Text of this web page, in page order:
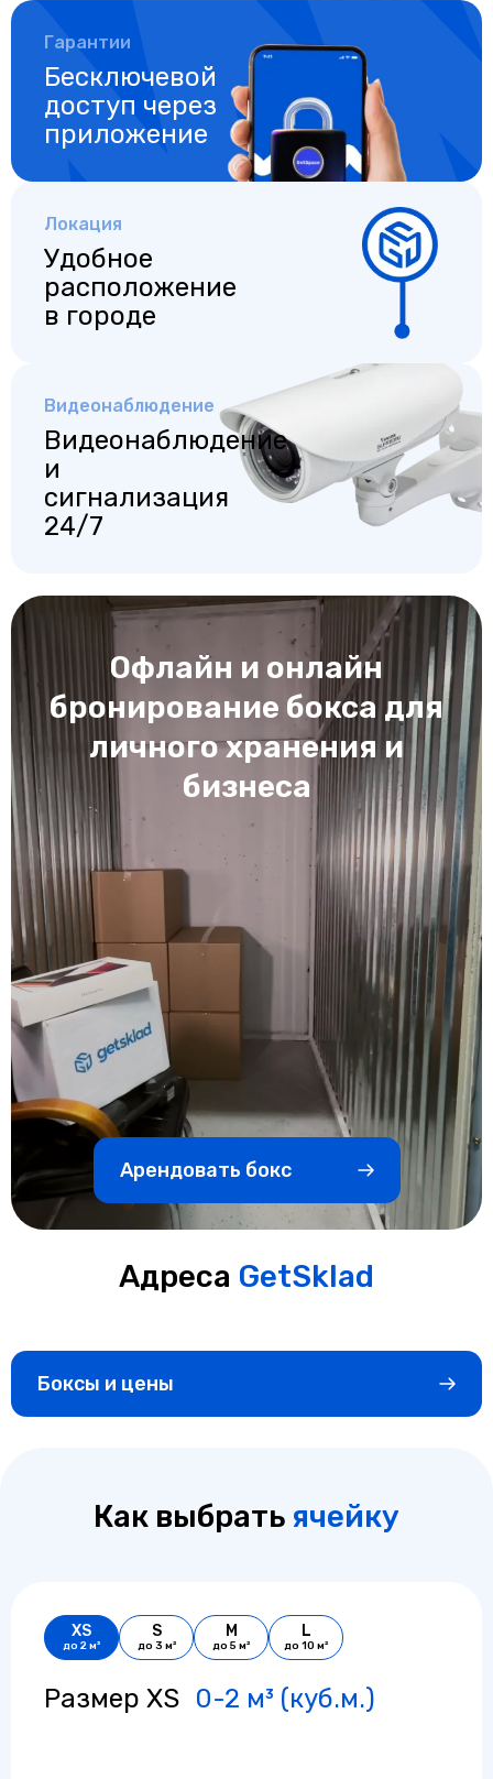
Видеонаблюдение
Видеонаблюдение
и
сигнализация
24/7
Локация
Удобное
расположение
в городе
Гарантии
Бесключевой
доступ через
приложение
Офлайн и онлайн
бронирование бокса для
личного хранения и
бизнеса
Арендовать бокс
Адреса GetSklad
Боксы и цены
Как выбрать ячейку
XS
до 2 м³
S
до 3 м²
M
до 5 м²
L
до 10 м²
Размер XS 0-2 м³ (куб.м.)